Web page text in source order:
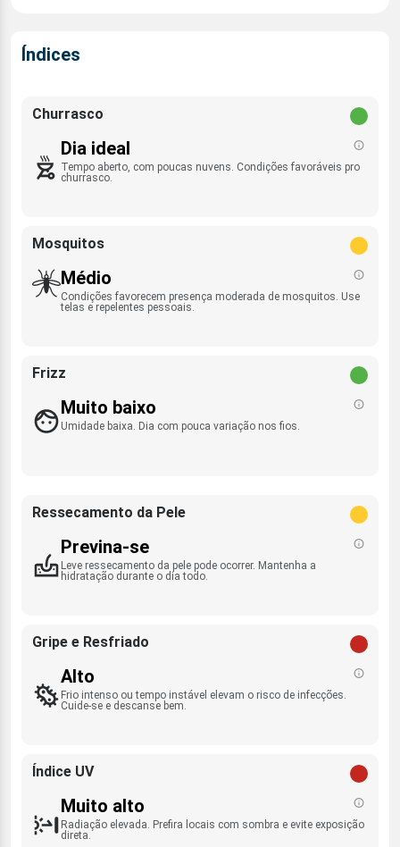
Índices
Churrasco
Dia ideal
Tempo aberto, com poucas nuvens. Condições favoráveis pro
churrasco.
Mosquitos
Médio
Condições favorecem presença moderada de mosquitos. Use
telas e repelentes pessoais.
Frizz
Muito baixo
Umidade baixa. Dia com pouca variação nos fios.
Ressecamento da Pele
Previna-se
Leve ressecamento da pele pode ocorrer. Mantenha a
hidratação durante o dia todo.
Gripe e Resfriado
Alto
Frio intenso ou tempo instável elevam o risco de infecções.
Cuide-se e descanse bem.
Índice UV
Muito alto
Radiação elevada. Prefira locais com sombra e evite exposição
direta.